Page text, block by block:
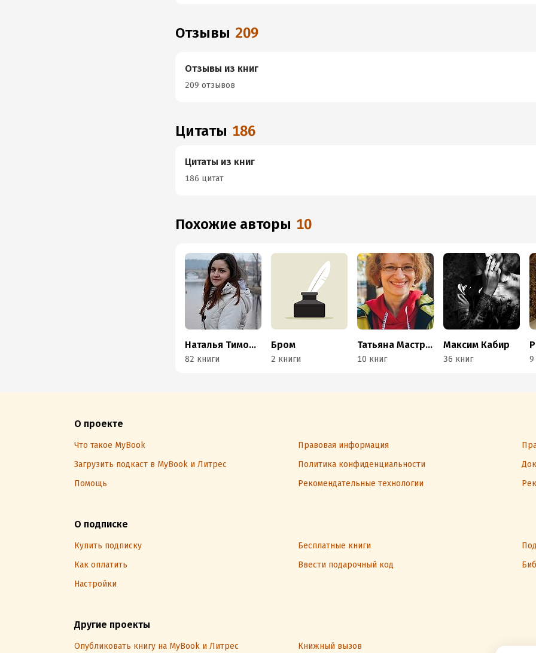
Отзывы 209
Отзывы из книг
209 отзывов
Цитаты 186
Цитаты из книг
186 цитат
Похожие авторы 10
Наталья Тимошенко
82 книги
Бром
2 книги
Татьяна Мастрюкова
10 книг
Максим Кабир
36 книг 9
О проекте
Что такое MyBook Правовая информация
Загрузить подкаст в MyBook и Литрес
Политика конфиденциальности
Помощь
Рекомендательные технологии
О подписке
Купить подписку Бесплатные книги
Как оплатить
Ввести подарочный код
Настройки
Другие проекты
Опубликовать книгу на MyBook и Литрес Книжный вызов